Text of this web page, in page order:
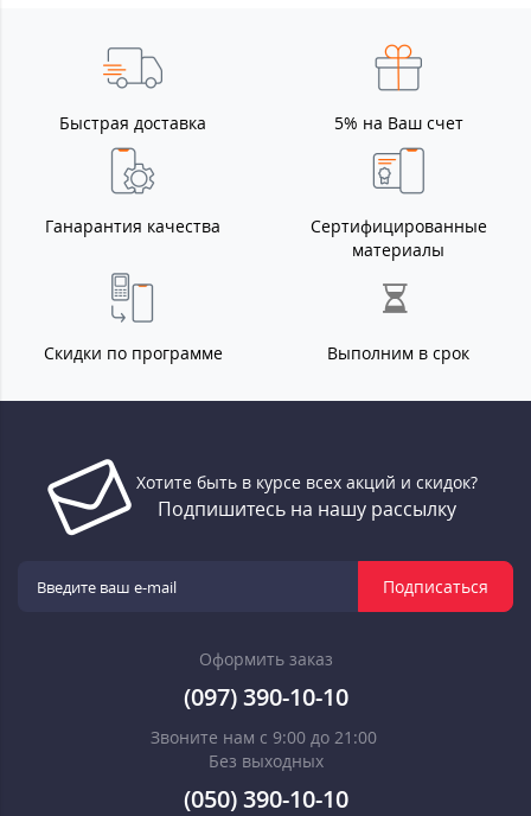
Быстрая доставка 5% на Ваш счет
Ганарантия качества
Сертифицированные
материалы
Скидки по программе Выполним в срок
Хотите быть в курсе всех акций и скидок?
Подпишитесь на нашу рассылку
Подписаться
Оформить заказ
(097) 390-10-10
Звоните нам с 9:00 до 21:00
Без выходных
(050) 390-10-10